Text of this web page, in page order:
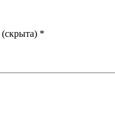
(скрыта) *